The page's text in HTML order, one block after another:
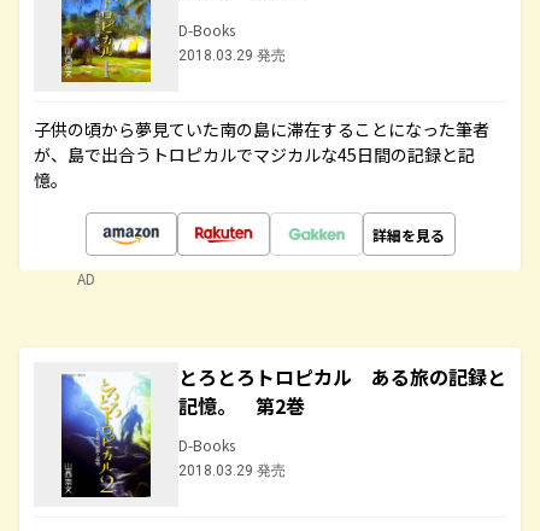
D-Books
2018.03.29 発売
子供の頃から夢見ていた南の島に滞在することになった筆者
が、島で出合うトロピカルでマジカルな45日間の記録と記
憶。
詳細を見る
AD
とろとろトロピカル ある旅の記録と
記憶。 第2巻
D-Books
2018.03.29 発売